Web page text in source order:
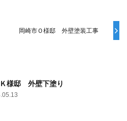
岡崎市Ｏ様邸 外壁塗装工事
様邸 外壁下塗り